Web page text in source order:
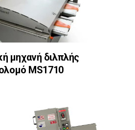
μηχανή διλπλής
MS1710